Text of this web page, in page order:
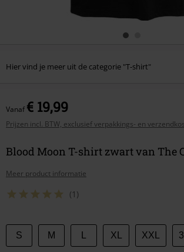
Hier vind je meer uit de categorie "T-shirt"
Vanaf€ 19,99
Prijzen incl. BTW, exclusief verpakkings- en
Blood Moon T-shirt zwart van The
Meer product informatie
(1)
Kies
je
S M XL XXL